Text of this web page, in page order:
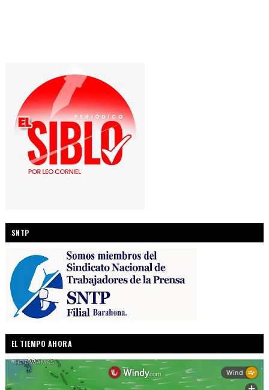
SNTP
EL TIEMPO AHORA